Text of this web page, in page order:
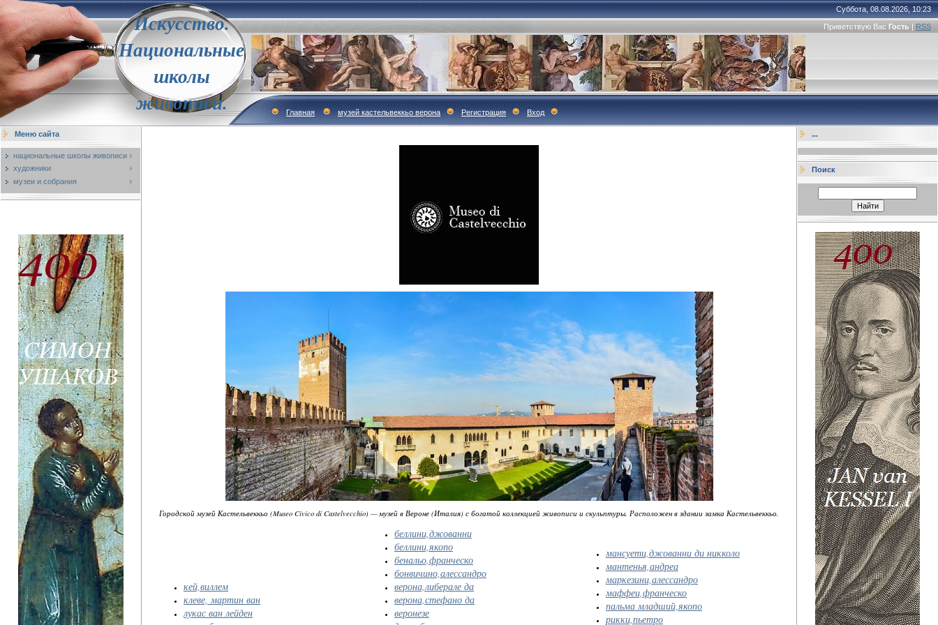
Искусство.
Национальные
школы
живописи.
Суббота, 08.08.2026, 10:23
Приветствую Вас Гость | RSS
Главная музей кастельвеккьо верона Регистрация Вход
Меню сайта
национальные школы живописи
художники
музеи и собрания
Городской музей Кастельвеккьо (Museo Civico di Castelvecchio) — музей в Вероне (Италия) с богатой коллекцией живописи и скульптуры. Расположен в здании замка Кастельвеккьо.
кей,виллем
клеве, мартин ван
лукас ван лейден
беллини,джованни
беллини,якопо
бенальо,франческо
бонвичино,алессандро
верона,либерале да
верона,стефано да
веронезе
мансуети,джованни ди никколо
мантенья,андреа
маркезини,алессандро
маффеи,франческо
пальма младший,якопо
рикки,пьетро
...
Поиск